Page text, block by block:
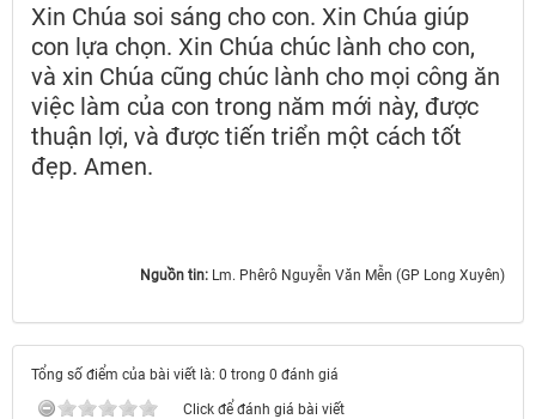
Xin Chúa soi sáng cho con. Xin Chúa giúp
con lựa chọn. Xin Chúa chúc lành cho con,
và xin Chúa cũng chúc lành cho mọi công ăn
việc làm của con trong năm mới này, được
thuận lợi, và được tiến triển một cách tốt
đẹp. Amen.
Nguồn tin: Lm. Phêrô Nguyễn Văn Mễn (GP Long Xuyên)
Tổng số điểm của bài viết là: 0 trong 0 đánh giá
Click để đánh giá bài viết